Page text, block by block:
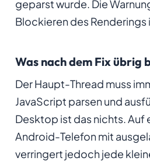
geparst wurde. Die
Blockieren des
Was nach dem Fix übrig
Der Haupt-Thread muss
JavaScript parsen und
Desktop ist das nichts. Auf
Android-Telefon mit
verringert jedoch jede